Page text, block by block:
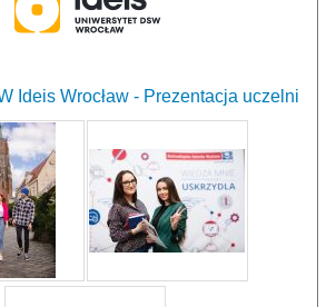
Ideis Wrocław - Prezentacja uczelni